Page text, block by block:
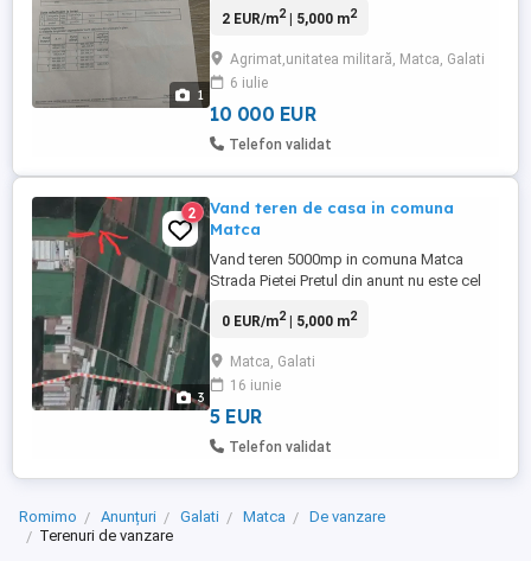
1
2 EUR/m2| 5,000 m2
Agrimat,unitatea militară, Matca, Galati
6 iulie
10 000 EUR
Telefon validat
3
2
Vand teren de casa in comuna
Matca
Vand teren 5000mp in comuna Matca
Strada Pietei Pretul din anunt nu este cel
numarul de mai jos Nr de telefon:
0 EUR/m2| 5,000 m2
Matca, Galati
16 iunie
5 EUR
Telefon validat
Romimo Anunțuri Galati Matca
De vanzare
Terenuri de vanzare